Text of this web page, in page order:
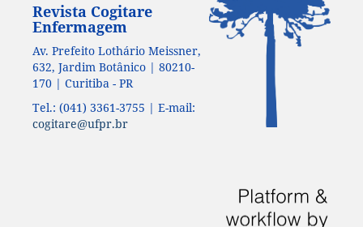
Revista Cogitare
Enfermagem
Av. Prefeito Lothário Meissner,
632, Jardim Botânico | 80210-
170 | Curitiba - PR
Tel.: (041) 3361-3755 | E-mail:
cogitare@ufpr.br